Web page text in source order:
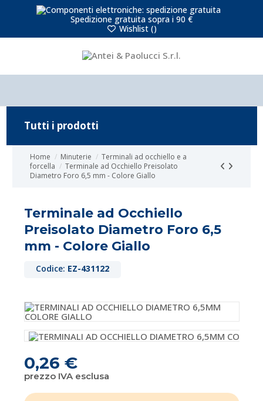
Spedizione gratuita sopra i 90 €
Wishlist ()
Home Minuterie
Terminali ad occhiello e a
forcella
Terminale ad Occhiello Preisolato
Diametro Foro 6,5 mm - Colore Giallo
Terminale ad Occhiello
Preisolato Diametro Foro 6,5
mm - Colore Giallo
Codice: EZ-431122
0,26 €
prezzo IVA esclusa
Tutti i prodotti